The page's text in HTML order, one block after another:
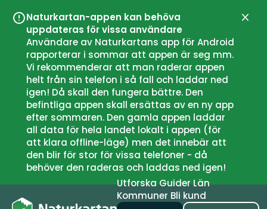
Naturkartan-appen kan behöva
uppdateras för vissa användare
Användare av Naturkartans app för Android
rapporterar i sommar att appen är seg mm.
Vi rekommenderar att man raderar appen
helt från sin telefon i så fall och laddar ned
igen! Då skall den fungera bättre. Den
befintliga appen skall ersättas av en ny app
efter sommaren. Den gamla appen laddar
all data för hela landet lokalt i appen (för
att klara offline-läge) men det innebär att
den blir för stor för vissa telefoner - då
behöver den raderas och laddas ned igen!
UtforskaGuiderLän
Kommuner Bli kund